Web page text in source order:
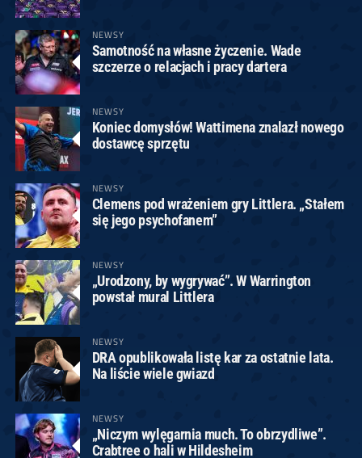
NEWSY
Samotność na własne życzenie. Wade
szczerze o relacjach i pracy dartera
NEWSY
Koniec domysłów! Wattimena znalazł nowego
dostawcę sprzętu
NEWSY
Clemens pod wrażeniem gry Littlera. „Stałem
się jego psychofanem”
NEWSY
„Urodzony, by wygrywać”. W Warrington
powstał mural Littlera
NEWSY
DRA opublikowała listę kar za ostatnie lata.
Na liście wiele gwiazd
NEWSY
„Niczym wylęgarnia much. To obrzydliwe”.
Crabtree o hali w Hildesheim